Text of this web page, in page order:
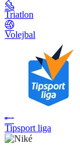
Triatlon
Volejbal
Tipsport liga